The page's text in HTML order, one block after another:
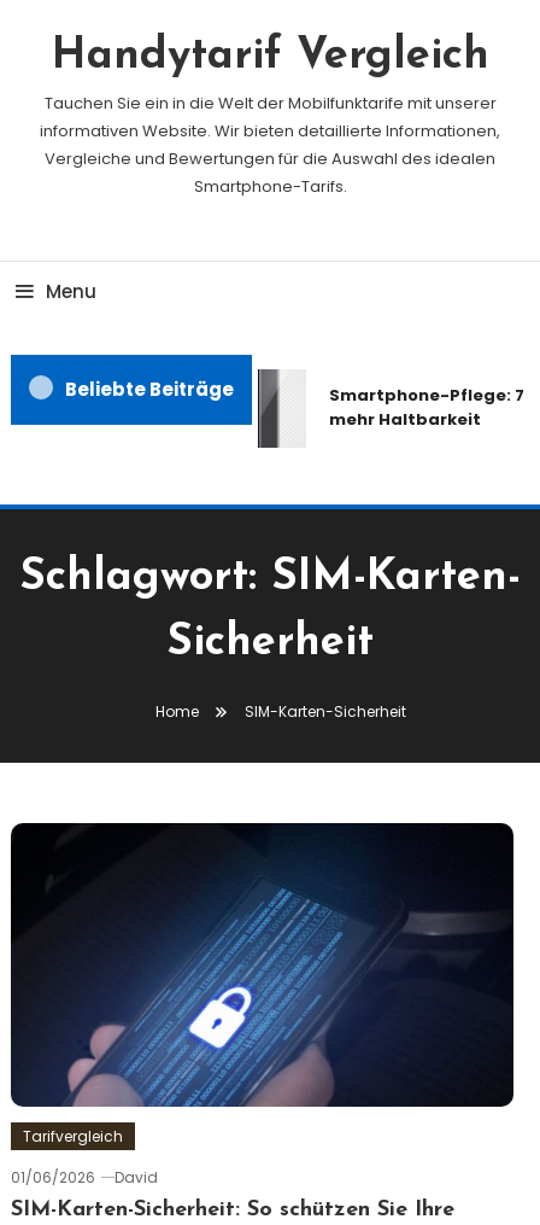
Handytarif Vergleich
Tauchen Sie ein in die Welt der Mobilfunktarife mit unserer
informativen Website. Wir bieten detaillierte Informationen,
Vergleiche und Bewertungen für die Auswahl des idealen
Smartphone-Tarifs.
Menu
Beliebte Beiträge
Smartphone-Pflege: 7
mehr Haltbarkeit
Schlagwort: SIM-Karten-
Sicherheit
Home SIM-Karten-Sicherheit
Tarifvergleich
01/06/2026
David
SIM-Karten-Sicherheit: So schützen Sie Ihre